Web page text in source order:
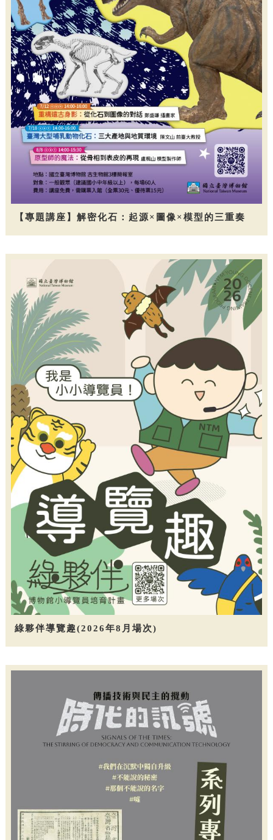
【專題講座】解密化石：起源×圖像×模型的三重奏
綠夥伴導覽趣(2026年8月場次)